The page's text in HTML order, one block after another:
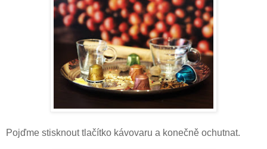
Pojďme stisknout tlačítko kávovaru a konečně ochutnat.